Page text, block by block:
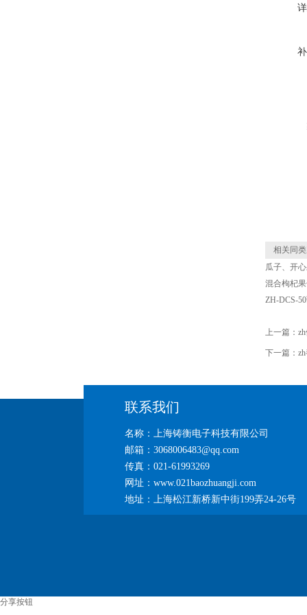
相关同类
瓜子、开
混合枸杞
ZH-DCS-
上一篇：
下一篇：
联系我们
名称：上海铸衡电子科技有限公司
邮箱：3068006483@qq.com
传真：021-61993269
网址：www.021baozhuangji.com
地址：上海松江新桥新中街199弄24-26号
分享按钮